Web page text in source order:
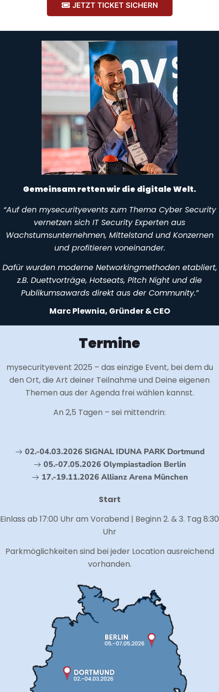
JETZT TICKET SICHERN
Gemeinsam retten wir die digitale Welt.
“Auf den mysecurityevents zum Thema Cyber Security
vernetzen sich IT Security Experten aus
Wachstumsunternehmen, Mittelstand und Konzernen
und profitieren voneinander.
Dafür wurden moderne Networkingmethoden etabliert,
z.B. Duettvorträge, Hotseats, Pitch Night und die
Publikumsawards direkt aus der Community.”
Marc Plewnia, Gründer & CEO
Termine
mysecurityevent 2025 – das einzige Event, bei dem du
den Ort, die Art deiner Teilnahme und Deine eigenen
Themen aus der Agenda frei wählen kannst.
An 2,5 Tagen – sei mittendrin:
02.-04.03.2026 SIGNAL IDUNA PARK Dortmund
05.-07.05.2026 Olympiastadion Berlin
17.-19.11.2026 Allianz Arena München
Start
Einlass ab 17:00 Uhr am Vorabend | Beginn 2. & 3. Tag 8:30
Uhr
Parkmöglichkeiten sind bei jeder Location ausreichend
vorhanden.